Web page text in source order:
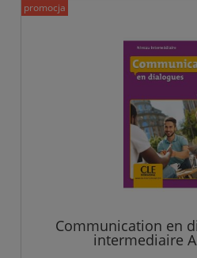
Communication en
intermediaire
promocja